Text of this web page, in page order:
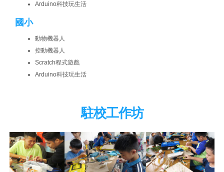
Arduino科技玩生活
國小
動物機器人
控動機器人
Scratch程式遊戲
Arduino科技玩生活
駐校工作坊